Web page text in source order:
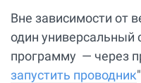
Вне зависимости от
один универсальный
программу — через
запустить проводник